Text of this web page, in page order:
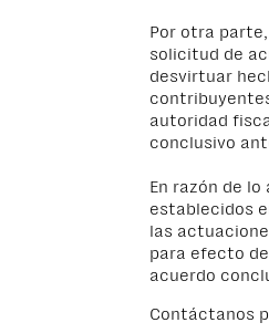
Por otra parte,
solicitud de
desvirtuar
autoridad
conclusivo
En razón de
establecidos
las
para efecto
acuerdo
Contáctanos